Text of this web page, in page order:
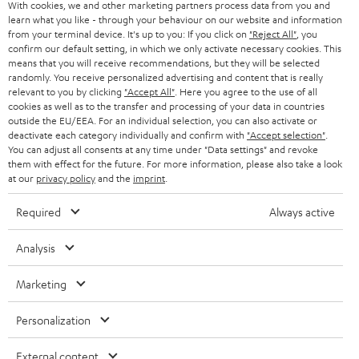
With cookies, we and other marketing partners process data from you and
learn what you like - through your behaviour on our website and information
from your terminal device. It's up to you: If you click on "Reject All" , you
confirm our default setting, in which we only activate necessary cookies. This
means that you will receive recommendations, but they will be selected
randomly. You receive personalized advertising and content that is really
relevant to you by clicking "Accept All" . Here you agree to the use of all
cookies as well as to the transfer and processing of your data in countries
outside the EU/EEA. For an individual selection, you can also activate or
deactivate each category individually and confirm with "Accept selection"
You can adjust all consents at any time under "Data settings" and revoke
them with effect for the future. For more information, please also take a look
at our privacy policyand the imprint
Required Always active
Analysis
Marketing
Personalization
External content